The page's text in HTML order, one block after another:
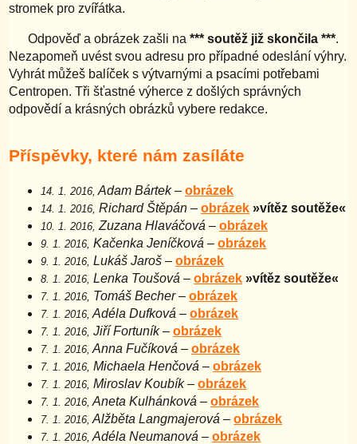
stromek pro zvířátka.
Odpověď a obrázek zašli na*** soutěž již skončila ***.
Nezapomeň uvést svou adresu pro případné odeslání výhry.
Vyhrát můžeš balíček s výtvarnými a psacími potřebami
Centropen. Tři šťastné výherce z došlých správných
odpovědí a krásných obrázků vybere redakce.
Příspěvky, které nám zasíláte
14. 1. 2016, Adam Bártek–obrázek
14. 1. 2016, Richard Štěpán –obrázek »vítěz soutěže«
10. 1. 2016, Zuzana Hlaváčová –obrázek
9. 1. 2016, Kačenka Jeníčková –obrázek
9. 1. 2016, Lukáš Jaroš –obrázek
8. 1. 2016, Lenka Toušová –obrázek »vítěz soutěže«
7. 1. 2016, Tomáš Becher–obrázek
7. 1. 2016, Adéla Dufková –obrázek
7. 1. 2016, Jiří Fortuník–obrázek
7. 1. 2016, Anna Fučíková –obrázek
7. 1. 2016, Michaela Henčová –obrázek
7. 1. 2016, Miroslav Koubík–obrázek
7. 1. 2016, Aneta Kulhánková –obrázek
7. 1. 2016, Alžběta Langmajerová –obrázek
7. 1. 2016, Adéla Neumanová –obrázek